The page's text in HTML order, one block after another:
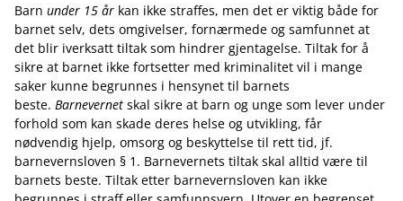
Barn under 15 år kan ikke straffes, men det er viktig både for
barnet selv, dets omgivelser, fornærmede og samfunnet at
det blir iverksatt tiltak som hindrer gjentagelse. Tiltak for å
sikre at barnet ikke fortsetter med kriminalitet vil i mange
saker kunne begrunnes i hensynet til barnets
beste. Barnevernet skal sikre at barn og unge som lever under
forhold som kan skade deres helse og utvikling, får
nødvendig hjelp, omsorg og beskyttelse til rett tid, jf.
barnevernsloven § 1. Barnevernets tiltak skal alltid være til
barnets beste. Tiltak etter barnevernsloven kan ikke